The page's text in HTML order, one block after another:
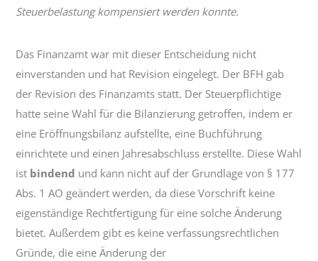
Steuerbelastung kompensiert werden konnte.
Das Finanzamt war mit dieser Entscheidung nicht
einverstanden und hat Revision eingelegt. Der BFH gab
der Revision des Finanzamts statt. Der Steuerpflichtige
hatte seine Wahl für die Bilanzierung getroffen, indem er
eine Eröffnungsbilanz aufstellte, eine Buchführung
einrichtete und einen Jahresabschluss erstellte. Diese Wahl
ist bindend und kann nicht auf der Grundlage von § 177
Abs. 1 AO geändert werden, da diese Vorschrift keine
eigenständige Rechtfertigung für eine solche Änderung
bietet. Außerdem gibt es keine verfassungsrechtlichen
Gründe, die eine Änderung der